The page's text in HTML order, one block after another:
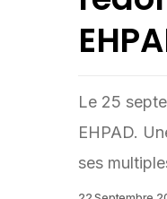
Le 25
EHPAD.
ses